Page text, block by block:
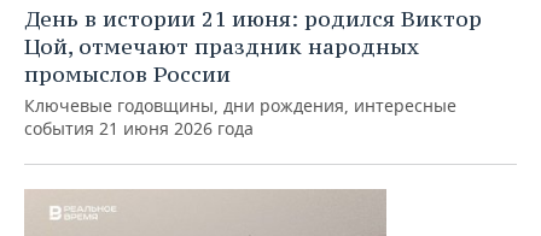
День в истории 21 июня: родился Виктор
Цой, отмечают праздник народных
промыслов России
Ключевые годовщины, дни рождения, интересные
события 21 июня 2026 года